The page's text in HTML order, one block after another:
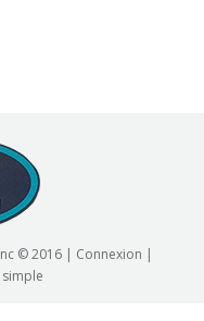
© 2016 | Connexion |
simple